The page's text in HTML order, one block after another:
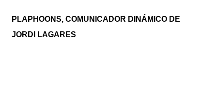
PLAPHOONS, COMUNICADOR DINÁMICO DE
JORDI LAGARES